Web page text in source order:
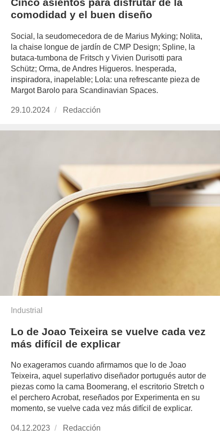
comodidad y el buen diseño
Social, la seudomecedora de de Marius Myking; Nolita,
la chaise longue de jardín de CMP Design; Spline, la
butaca-tumbona de Fritsch y Vivien Durisotti para
Schütz; Orma, de Andres Higueros. Inesperada,
inspiradora, inapelable; Lola: una refrescante pieza de
Margot Barolo para Scandinavian Spaces.
Publicado
29.10.2024 https://www.experimenta.es/author/redaccion/
Redacción
Industrial
Lo de Joao Teixeira se vuelve cada vez
más difícil de explicar
No exageramos cuando afirmamos que lo de Joao
Teixeira, aquel superlativo diseñador portugués autor de
piezas como la cama Boomerang, el escritorio Stretch o
el perchero Acrobat, reseñados por Experimenta en su
momento, se vuelve cada vez más difícil de explicar.
Publicado
04.12.2023 https://www.experimenta.es/author/redaccion/
Redacción